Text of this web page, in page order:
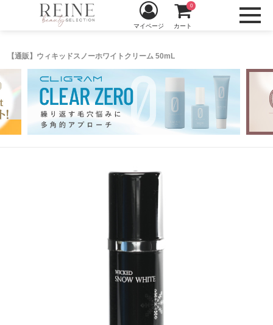
【通販】ウィキッドスノーホワイトクリーム 50mL
マイページ カート
0